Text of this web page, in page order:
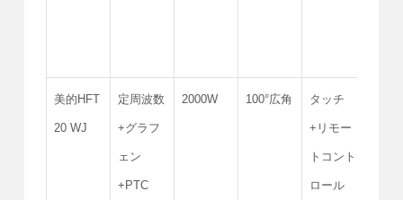
美的HFT
20 WJ
定周波数
+グラフ
ェン
+PTC
2000W 100°広角 タッチ
+リモー
トコント
ロール